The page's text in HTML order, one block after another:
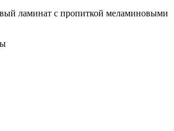
ламинат с пропиткой меламиновыми